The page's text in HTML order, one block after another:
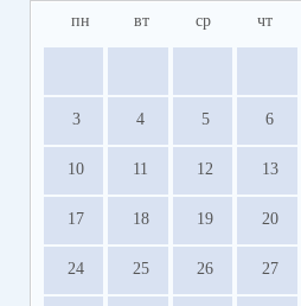
пн вт ср чт
3 4 5 6
10 11 12 13
17 18 19 20
24 25 26 27